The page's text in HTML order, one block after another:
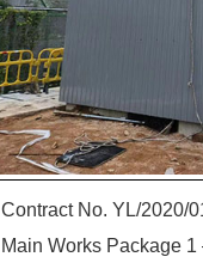
Contract No. YL/2020/
Main Works Package 1